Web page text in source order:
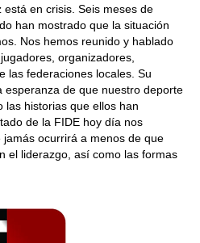
en crisis. Seis meses de
han mostrado que la situación
Nos hemos reunido y hablado
organizadores,
las federaciones locales. Su
esperanza de que nuestro deporte
las historias que ellos han
de la FIDE hoy día nos
ocurrirá a menos de que
el liderazgo, así como las formas